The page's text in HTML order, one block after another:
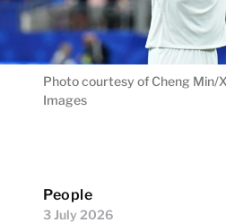
Photo courtesy of Cheng Min/
Images
People
3 July 2026